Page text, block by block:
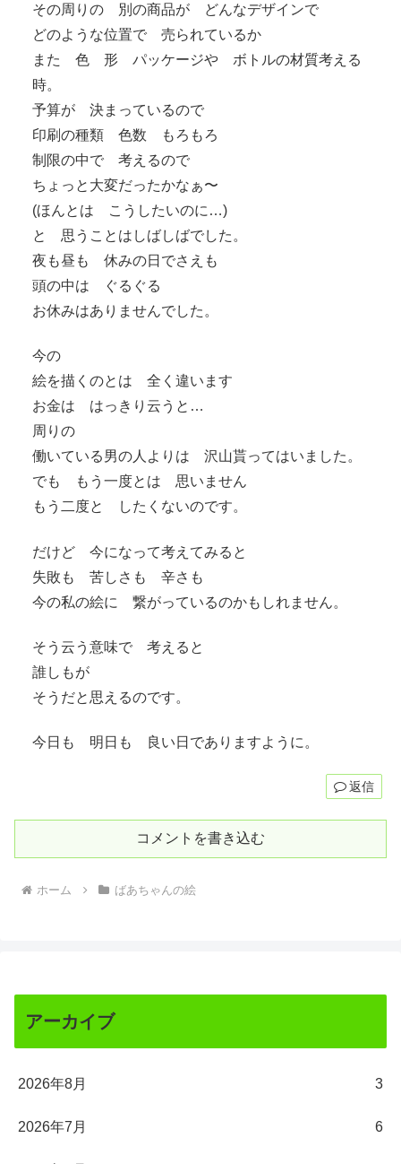
その周りの 別の商品が どんなデザインで
どのような位置で 売られているか
また 色 形 パッケージや ボトルの材質考える
時。
予算が 決まっているので
印刷の種類 色数 もろもろ
制限の中で 考えるので
ちょっと大変だったかなぁ〜
(ほんとは こうしたいのに…)
と 思うことはしばしばでした。
夜も昼も 休みの日でさえも
頭の中は ぐるぐる
お休みはありませんでした。
今の
絵を描くのとは 全く違います
お金は はっきり云うと…
周りの
働いている男の人よりは 沢山貰ってはいました。
でも もう一度とは 思いません
もう二度と したくないのです。
だけど 今になって考えてみると
失敗も 苦しさも 辛さも
今の私の絵に 繋がっているのかもしれません。
そう云う意味で 考えると
誰しもが
そうだと思えるのです。
今日も 明日も 良い日でありますように。
返信
コメントを書き込む
ホーム ばあちゃんの絵
アーカイブ
2026年8月 3
2026年7月 6